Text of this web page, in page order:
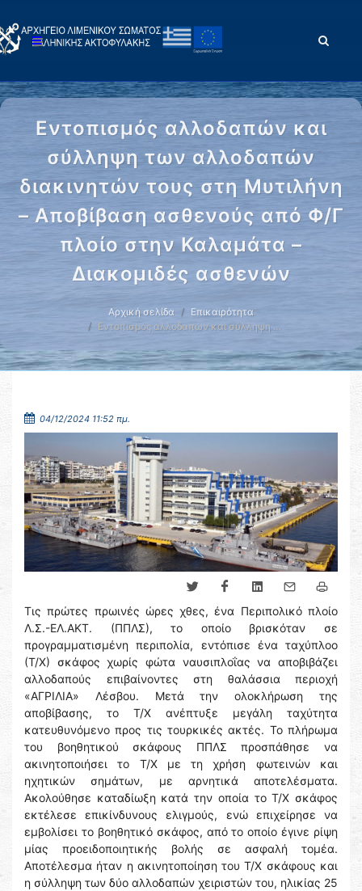
Εντοπισμός αλλοδαπών και
σύλληψη των αλλοδαπών
διακινητών τους στη Μυτιλήνη
– Αποβίβαση ασθενούς από Φ/Γ
πλοίο στην Καλαμάτα –
Διακομιδές ασθενών
Αρχική σελίδα
Επικαιρότητα
Εντοπισμός αλλοδαπών και σύλληψη …
04/12/2024 11:52 πμ.
Τις πρώτες πρωινές ώρες χθες, ένα Περιπολικό πλοίο
Λ.Σ.-ΕΛ.ΑΚΤ. (ΠΠΛΣ), το οποίο βρισκόταν σε
προγραμματισμένη περιπολία, εντόπισε ένα ταχύπλοο
(Τ/Χ) σκάφος χωρίς φώτα ναυσιπλοΐας να αποβιβάζει
αλλοδαπούς επιβαίνοντες στη θαλάσσια περιοχή
«ΑΓΡΙΛΙΑ» Λέσβου. Μετά την ολοκλήρωση της
αποβίβασης, το Τ/Χ ανέπτυξε μεγάλη ταχύτητα
κατευθυνόμενο προς τις τουρκικές ακτές. Το πλήρωμα
του βοηθητικού σκάφους ΠΠΛΣ προσπάθησε να
ακινητοποιήσει το Τ/Χ με τη χρήση φωτεινών και
ηχητικών σημάτων, με αρνητικά αποτελέσματα.
Ακολούθησε καταδίωξη κατά την οποία το Τ/Χ σκάφος
εκτέλεσε επικίνδυνους ελιγμούς, ενώ επιχείρησε να
εμβολίσει το βοηθητικό σκάφος, από το οποίο έγινε ρίψη
μίας προειδοποιητικής βολής σε ασφαλή τομέα.
Αποτέλεσμα ήταν η ακινητοποίηση του Τ/Χ σκάφους και
η σύλληψη των δύο αλλοδαπών χειριστών του, ηλικίας 25